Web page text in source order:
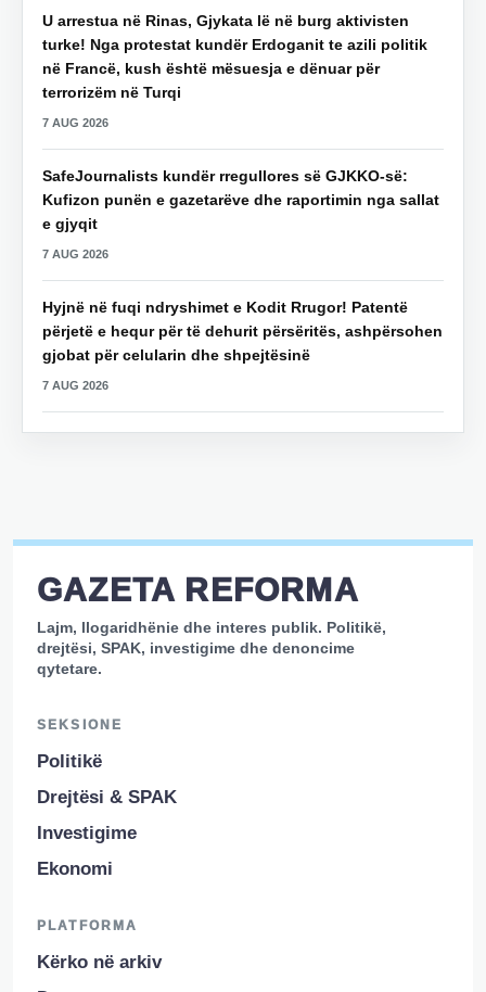
U arrestua në Rinas, Gjykata lë në burg aktivisten
turke! Nga protestat kundër Erdoganit te azili politik
në Francë, kush është mësuesja e dënuar për
terrorizëm në Turqi
7 AUG 2026
SafeJournalists kundër rregullores së GJKKO-së:
Kufizon punën e gazetarëve dhe raportimin nga sallat
e gjyqit
7 AUG 2026
Hyjnë në fuqi ndryshimet e Kodit Rrugor! Patentë
përjetë e hequr për të dehurit përsëritës, ashpërsohen
gjobat për celularin dhe shpejtësinë
7 AUG 2026
GAZETA REFORMA
Lajm, llogaridhënie dhe interes publik. Politikë,
drejtësi, SPAK, investigime dhe denoncime
qytetare.
SEKSIONE
Politikë
Drejtësi & SPAK
Investigime
Ekonomi
PLATFORMA
Kërko në arkiv